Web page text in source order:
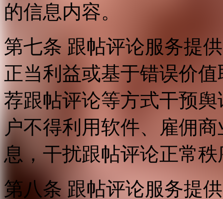
的信息内容。
第七条 跟帖评论服务提
正当利益或基于错误价
荐跟帖评论等方式干预
户不得利用软件、雇佣
息，干扰跟帖评论正常
第八条 跟帖评论服务提